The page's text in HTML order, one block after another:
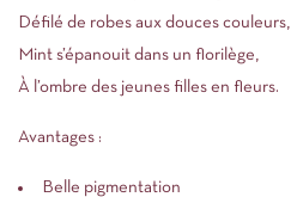
Défilé de robes aux douces couleurs,
Mint s’épanouit dans un florilège,
À l’ombre des jeunes filles en fleurs.
Avantages :
Belle pigmentation